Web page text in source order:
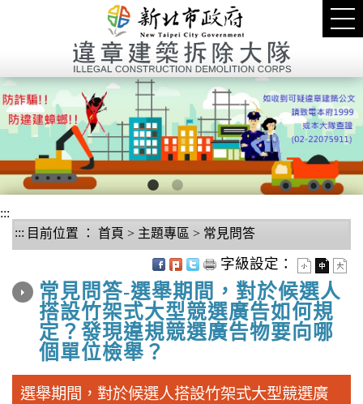
1
:::
::: 目前位置 ： 首頁 > 主題專區 > 常見問答
字級設定：
常見問答-選舉期間，對於候選人
搭設竹架式大型競選廣告如何規
定？發現違規競選廣告物要向哪
個單位檢舉？
選舉期間，對於候選人搭設竹架式大型競選廣